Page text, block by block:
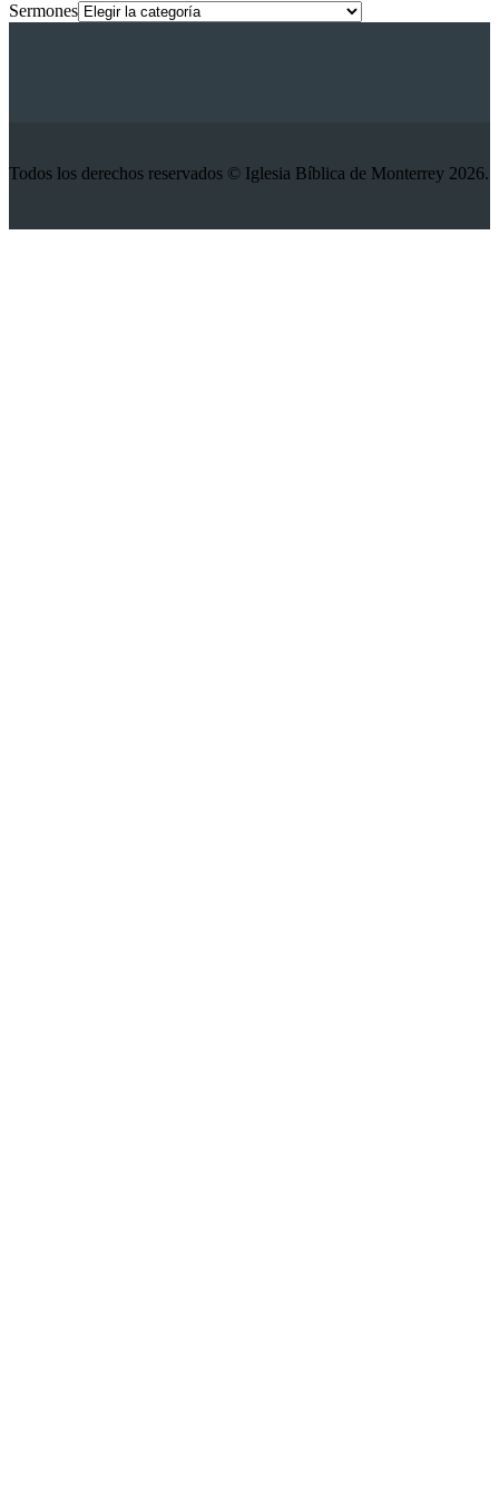
Sermones
Todos los derechos reservados © Iglesia Bíblica de Monterrey 2026.